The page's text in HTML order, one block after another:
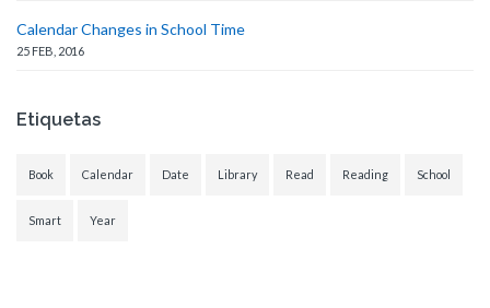
Calendar Changes in School Time
25 FEB, 2016
Etiquetas
Book Calendar Date Library Read Reading School
Smart Year